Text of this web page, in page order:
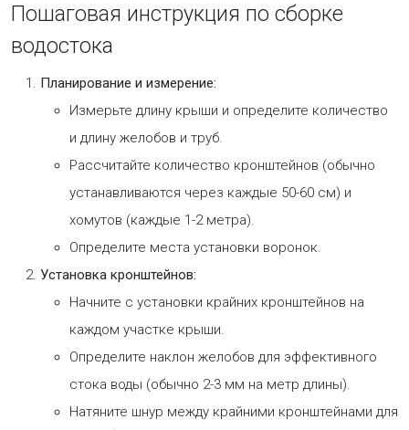
Пошаговая инструкция по сборке
водостока
Планирование и измерение:
Измерьте длину крыши и определите количество
и длину желобов и труб.
Рассчитайте количество кронштейнов (обычно
устанавливаются через каждые 50-60 см) и
хомутов (каждые 1-2 метра).
Определите места установки воронок.
Установка кронштейнов:
Начните с установки крайних кронштейнов на
каждом участке крыши.
Определите наклон желобов для эффективного
стока воды (обычно 2-3 мм на метр длины).
Натяните шнур между крайними кронштейнами для